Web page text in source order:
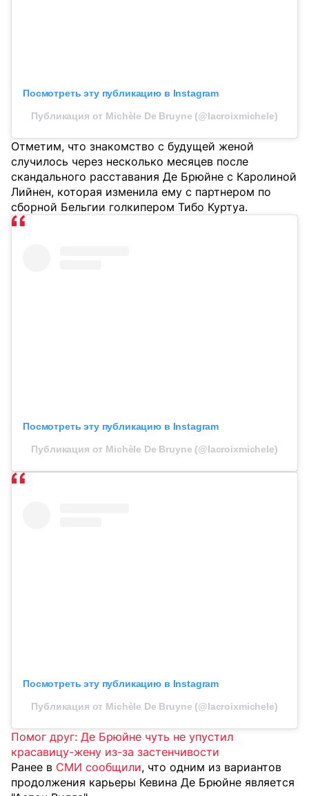
Посмотреть эту публикацию в Instagram
Публикация от Michèle De Bruyne (@lacroixmichele)
Отметим, что знакомство с будущей женой
случилось через несколько месяцев после
скандального расставания Де Брюйне с Каролиной
Лийнен, которая изменила ему с партнером по
сборной Бельгии голкипером Тибо Куртуа.
Посмотреть эту публикацию в Instagram
Публикация от Michèle De Bruyne (@lacroixmichele)
Посмотреть эту публикацию в Instagram
Публикация от Michèle De Bruyne (@lacroixmichele)
Помог друг: Де Брюйне чуть не упустил
красавицу-жену из-за застенчивости
Ранее в СМИ сообщили, что одним из вариантов
продолжения карьеры Кевина Де Брюйне является